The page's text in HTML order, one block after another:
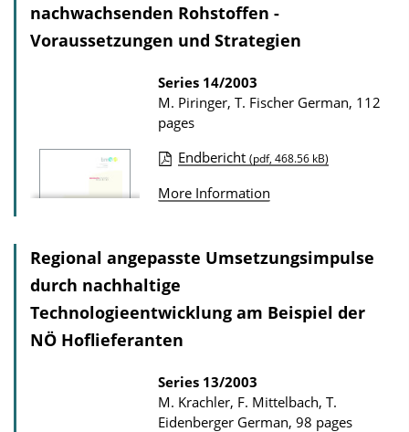
l
o
d
s
nachwachsenden Rohstoffen -
Voraussetzungen und Strategien
Series 14/2003
M. Piringer, T. Fischer German, 112
pages
u
l
i
c
a
i
o
Endbericht (pdf, 468.56 kB)
More Information
Regional angepasste Umsetzungsimpulse
durch nachhaltige
Technologieentwicklung am Beispiel der
NÖ Hoflieferanten
Series 13/2003
M. Krachler, F. Mittelbach, T.
Eidenberger German, 98 pages